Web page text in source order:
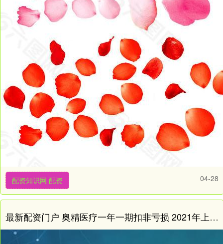
配资知识网 配资 04-28
最新配资门户 奥精医疗一年一期扣非亏损 2021年上市募5.48亿元